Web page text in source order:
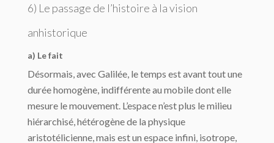
6) Le passage de l’histoire à la vision
anhistorique
a) Le fait
Désormais, avec Galilée, le temps est avant tout une
durée homogène, indifférente au mobile dont elle
mesure le mouvement. L’espace n’est plus le milieu
hiérarchisé, hétéro­gène de la physique
aristotélicienne, mais est un espace infini, isotrope,